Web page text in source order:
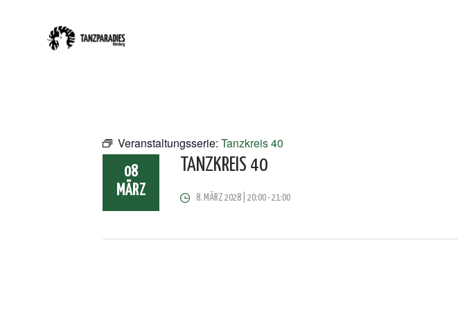
Veranstaltungsserie: Tanzkreis 40
08
MÄRZ
TANZKREIS 40
8. MÄRZ 2028 | 20:00-21:00